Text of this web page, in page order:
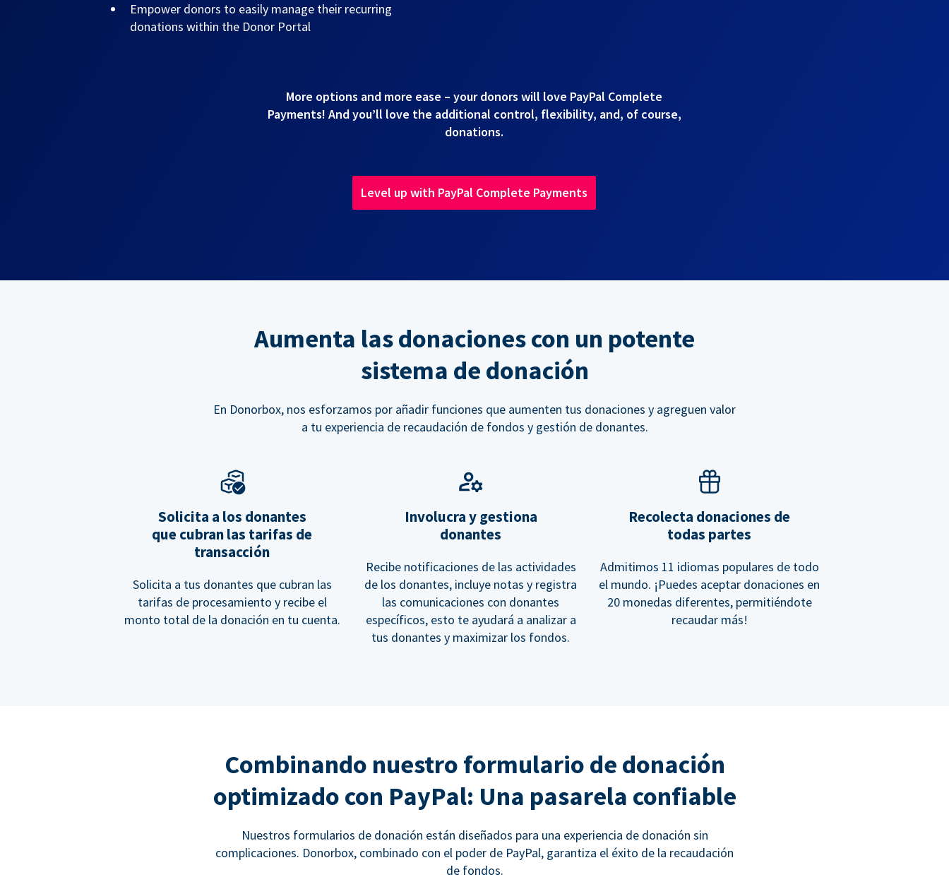
Empower donors to easily manage their recurring
donations within the Donor Portal
More options and more ease – your donors will love PayPal Complete
Payments! And you’ll love the additional control, flexibility, and, of course,
donations.
Level up with PayPal Complete Payments
Aumenta las donaciones con un potente
sistema de donación
En Donorbox, nos esforzamos por añadir funciones que aumenten tus donaciones y agreguen valor
a tu experiencia de recaudación de fondos y gestión de donantes.
Solicita a los donantes
que cubran las tarifas de
transacción
Solicita a tus donantes que cubran las
tarifas de procesamiento y recibe el
monto total de la donación en tu cuenta.
Involucra y gestiona
donantes
Recibe notificaciones de las actividades
de los donantes, incluye notas y registra
las comunicaciones con donantes
específicos, esto te ayudará a analizar a
tus donantes y maximizar los fondos.
Recolecta donaciones de
todas partes
Admitimos 11 idiomas populares de todo
el mundo. ¡Puedes aceptar donaciones en
20 monedas diferentes, permitiéndote
recaudar más!
Combinando nuestro formulario de donación
optimizado con PayPal: Una pasarela confiable
Nuestros formularios de donación están diseñados para una experiencia de donación sin
complicaciones. Donorbox, combinado con el poder de PayPal, garantiza el éxito de la recaudación
de fondos.